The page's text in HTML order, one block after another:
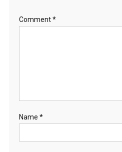
Comment*
Name *